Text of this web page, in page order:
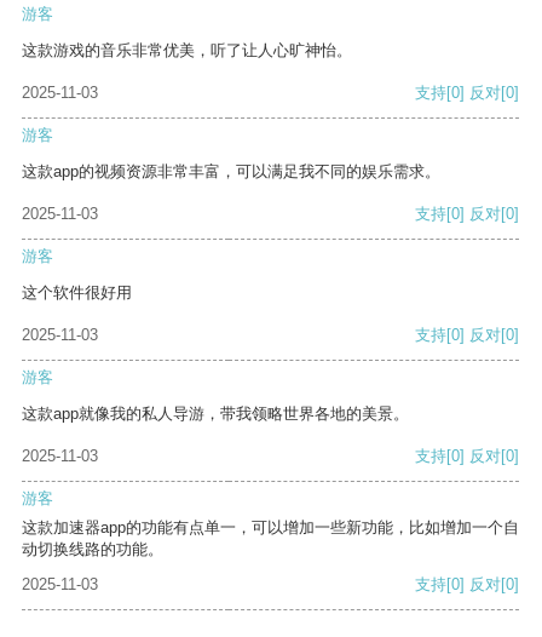
游客
这款游戏的音乐非常优美，听了让人心旷神怡。
2025-11-03 支持[0] 反对[0]
游客
这款app的视频资源非常丰富，可以满足我不同的娱乐需求。
2025-11-03 支持[0] 反对[0]
游客
这个软件很好用
2025-11-03 支持[0] 反对[0]
游客
这款app就像我的私人导游，带我领略世界各地的美景。
2025-11-03 支持[0] 反对[0]
游客
这款加速器app的功能有点单一，可以增加一些新功能，比如增加一个自
动切换线路的功能。
2025-11-03
支持[0] 反对[0]